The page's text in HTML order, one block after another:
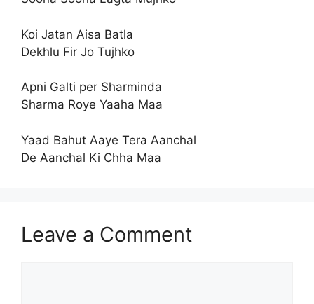
Koi Jatan Aisa Batla
Dekhlu Fir Jo Tujhko
Apni Galti per Sharminda
Sharma Roye Yaaha Maa
Yaad Bahut Aaye Tera Aanchal
De Aanchal Ki Chha Maa
Leave a Comment